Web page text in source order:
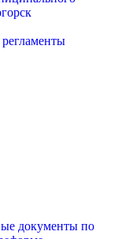
документы по